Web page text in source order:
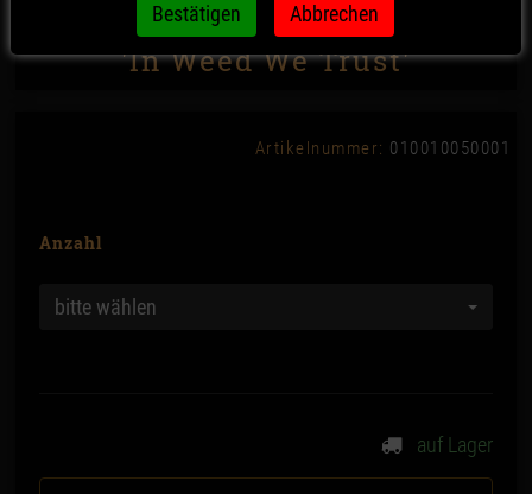
Nummer 15 - Zip-Beutel 50µ,
'In Weed We Trust'
Artikelnummer: 010010050001
Anzahl
bitte wählen
auf Lager